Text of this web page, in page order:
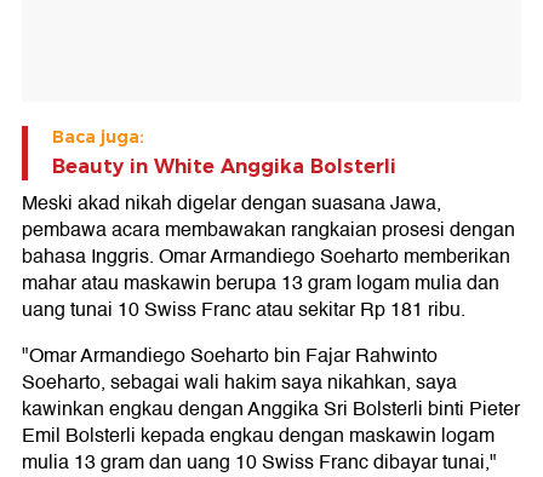
Baca juga:
Beauty in White Anggika Bolsterli
Meski akad nikah digelar dengan suasana Jawa,
pembawa acara membawakan rangkaian prosesi dengan
bahasa Inggris. Omar Armandiego Soeharto memberikan
mahar atau maskawin berupa 13 gram logam mulia dan
uang tunai 10 Swiss Franc atau sekitar Rp 181 ribu.
"Omar Armandiego Soeharto bin Fajar Rahwinto
Soeharto, sebagai wali hakim saya nikahkan, saya
kawinkan engkau dengan Anggika Sri Bolsterli binti Pieter
Emil Bolsterli kepada engkau dengan maskawin logam
mulia 13 gram dan uang 10 Swiss Franc dibayar tunai,"